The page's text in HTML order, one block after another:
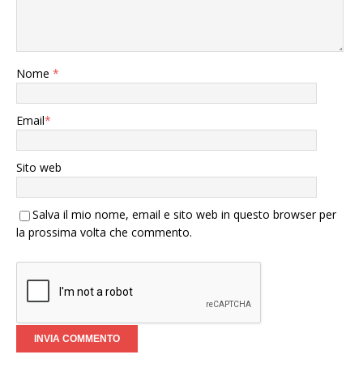
Nome *
Email*
Sito web
Salva il mio nome, email e sito web in questo browser per
la prossima volta che commento.